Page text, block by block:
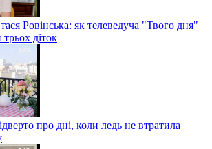
Ровінська: як телеведуча "Твого дня"
діток
про дні, коли ледь не втратила